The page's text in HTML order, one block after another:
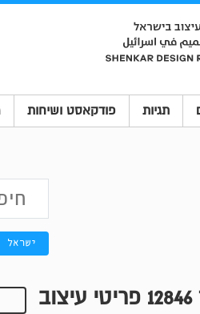
תגיות פודקאסט ושיחות
ישראל